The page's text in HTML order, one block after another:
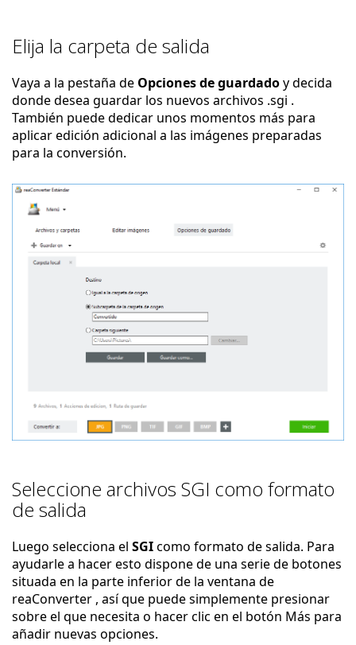
Elija la carpeta de salida
Vaya a la pestaña de Opciones de guardadoy decida
donde desea guardar los nuevos archivos .sgi .
También puede dedicar unos momentos más para
aplicar edición adicional a las imágenes preparadas
para la conversión.
Seleccione archivos SGI como formato
de salida
Luego selecciona el SGIcomo formato de salida. Para
ayudarle a hacer esto dispone de una serie de botones
situada en la parte inferior de la ventana de
reaConverter , así que puede simplemente presionar
sobre el que necesita o hacer clic en el botón Más para
añadir nuevas opciones.